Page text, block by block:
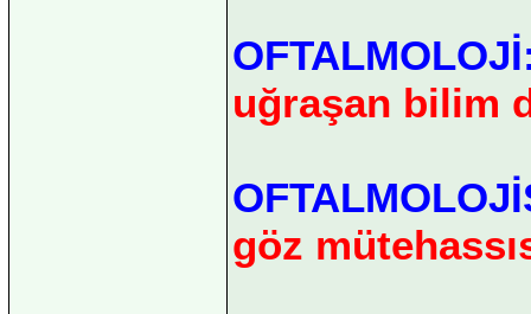
uğraşan bilim
göz